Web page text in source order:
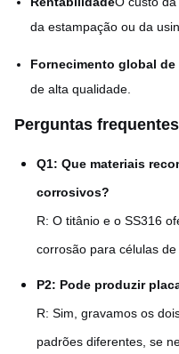
da estampação ou da
Fornecimento global de
de alta qualidade.
Perguntas frequentes
Q1: Que materiais
corrosivos?
R: O titânio e o SS316
corrosão para células
P2: Pode produzir
R: Sim, gravamos os
padrões diferentes, se